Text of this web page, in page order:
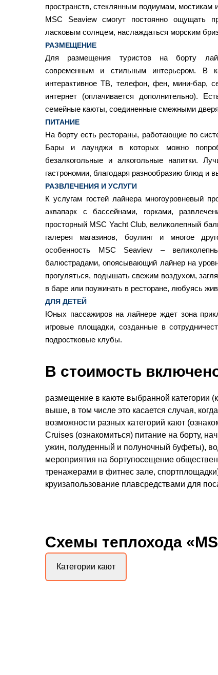
пространств, стеклянным подиумам,
MSC Seaview смогут постоянно ощущать
ласковым солнцем, наслаждаться морским
РАЗМЕЩЕНИЕ
Для размещения туристов на борту
современным и стильным интерьером. В
интерактивное ТВ, телефон, фен, мини-бар,
интернет (оплачивается дополнительно).
семейные каюты, соединенные смежными
ПИТАНИЕ
На борту есть рестораны, работающие по
Бары и лаунджи в которых можно
безалкогольные и алкогольные напитки.
гастрономии, благодаря разнообразию блюд и
РАЗВЛЕЧЕНИЯ И УСЛУГИ
К услугам гостей лайнера многоуровневый
аквапарк с бассейнами, горками,
просторный MSC Yacht Club, великолепный
галерея магазинов, боулинг и многое
особенность MSC Seaview –
балюстрадами, опоясывающий лайнер на
прогуляться, подышать свежим воздухом,
в баре или поужинать в ресторане, любуясь
ДЛЯ ДЕТЕЙ
Юных пассажиров на лайнере ждет зона
игровые площадки, созданные в
подростковые клубы.
В стоимость
размещение в каюте выбранной категории
выше, в том числе это касается случая,
возможности разных категорий кают
Cruises (ознакомиться) питание на борту,
ужин, полуденный и полуночный буфеты),
мероприятия на бортупосещение
тренажерами в фитнес зале,
круизапользование плавсредствами для
Схемы теплохода
Категории кают